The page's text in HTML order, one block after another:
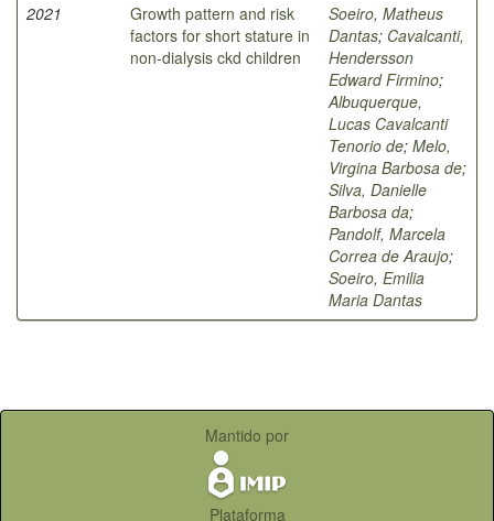
2021
Growth pattern and risk
factors for short stature in
non-dialysis ckd children
Soeiro, Matheus
Dantas; Cavalcanti,
Hendersson
Edward Firmino;
Albuquerque,
Lucas Cavalcanti
Tenorio de; Melo,
Virgina Barbosa de;
Silva, Danielle
Barbosa da;
Pandolf, Marcela
Correa de Araujo;
Soeiro, Emilia
Maria Dantas
Mantido por
Plataforma